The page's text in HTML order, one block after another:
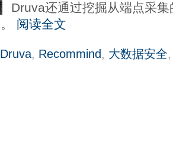
Druva还通过挖掘从端点采
阅读全文
Druva, Recommind , 大数据安全